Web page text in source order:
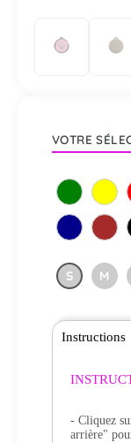
VOTRE
S M
Instructions
- Cliquez
arrière"